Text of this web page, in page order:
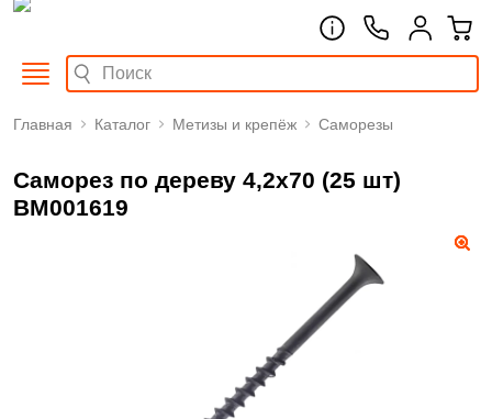
Главная Каталог Метизы и крепёж Саморезы
Саморез по дереву 4,2х70 (25 шт)
BM001619